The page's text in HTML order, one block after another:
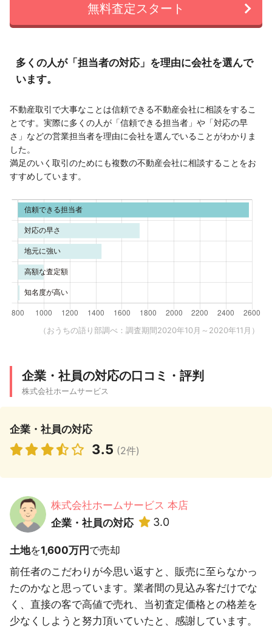
無料査定スタート
多くの人が「担当者の対応」を理由に会社を選んで
います。
不動産取引で大事なことは信頼できる不動産会社に相談をするこ
とです。実際に多くの人が「信頼できる担当者」や「対応の早
さ」などの営業担当者を理由に会社を選んでいることがわかりま
した。
満足のいく取引のためにも複数の不動産会社に相談することをお
すすめしています。
（おうちの語り部調べ：調査期間2020年10月～2020年11月）
企業・社員の対応の口コミ・評判
株式会社ホームサービス
企業・社員の対応
3.5 (2件)
株式会社ホームサービス 本店
企業・社員の対応
3.0
土地を1,600万円 で売却
前任者のこだわりが今思い返すと、販売に至らなかっ
たのかなと思っています。業者間の見込み客だけでな
く、直接の客で高値で売れ、当初査定価格との格差を
少なくしようと努力頂いていたと、感謝しています。